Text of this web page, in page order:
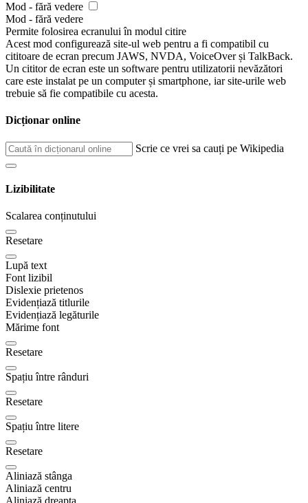
Mod - fără vedere
Mod - fără vedere
Permite folosirea ecranului în modul citire
Acest mod configurează site-ul web pentru a fi compatibil cu
cititoare de ecran precum JAWS, NVDA, VoiceOver și TalkBack.
Un cititor de ecran este un software pentru utilizatorii nevăzători
care este instalat pe un computer și smartphone, iar site-urile web
trebuie să fie compatibile cu acesta.
Dicționar online
Scrie ce vrei sa cauți pe Wikipedia
Lizibilitate
Scalarea conținutului
Resetare
Lupă text
Font lizibil
Dislexie prietenos
Evidențiază titlurile
Evidențiază legăturile
Mărime font
Resetare
Spațiu între rânduri
Resetare
Spațiu între litere
Resetare
Aliniază stânga
Aliniază centru